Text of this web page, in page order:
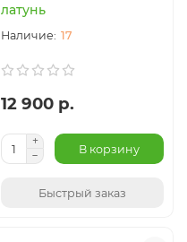
латунь
17
12 900 р.
В корзину
Быстрый заказ